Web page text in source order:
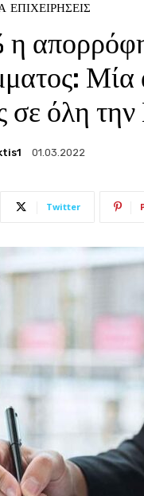
ΕΠΙΧΕΙΡΗΣΕΙΣ
Μία
σε όλη
01.03.2022
Twitter